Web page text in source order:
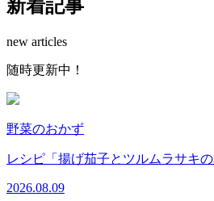
新着記事
new articles
随時更新中！
野菜のおかず
レシピ「揚げ茄子とツルムラサキの
2026.08.09